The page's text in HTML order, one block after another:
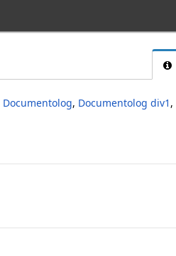
Documentolog, Documentolog div1 ,